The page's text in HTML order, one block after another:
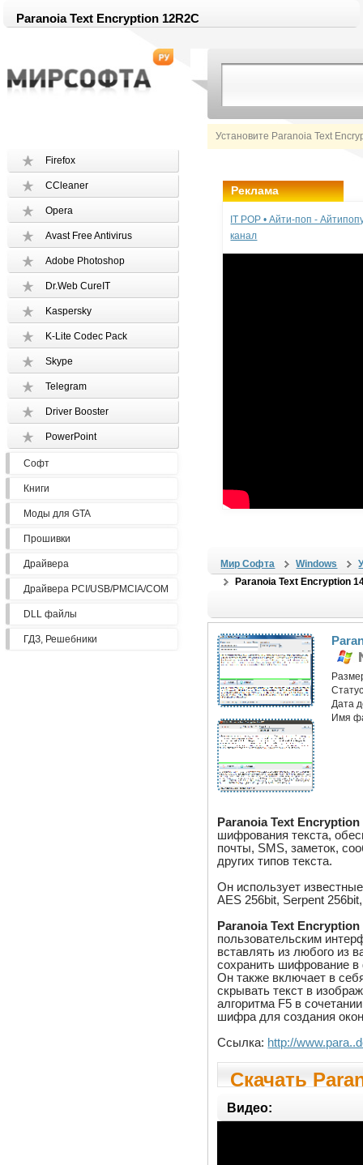
Paranoia Text Encryption 12R2C
Установите Paranoia Text
Firefox
CCleaner
Opera
Avast Free Antivirus
Adobe Photoshop
Dr.Web CureIT
Kaspersky
K-Lite Codec Pack
Skype
Telegram
Driver Booster
PowerPoint
Софт
Книги
Моды для GTA
Прошивки
Драйвера
Драйвера PCI/USB/PMCIA/COM
DLL файлы
ГДЗ, Решебники
Реклама
IT POP • Айти-поп -
канал
Мир Софта Windows
Paranoia Text Encryption
Дата
Имя
Paranoia Text Encryption
шифрования текста,
почты, SMS, заметок,
других типов текста.
Он использует
AES 256bit, Serpent
Paranoia Text Encryption
пользовательским
вставлять из любого из
сохранить шифрование
Он также включает в
скрывать текст в
алгоритма F5 в
шифра для создания
Ссылка: http://
Скачать
Видео: